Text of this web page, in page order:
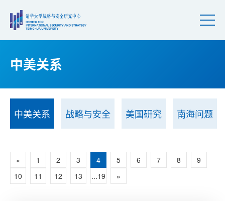
中美关系
中美关系 战略与安全 美国研究 南海问题
« 1 2 3 4 5 6 7 8
9
10
11 12 13 ...19 »